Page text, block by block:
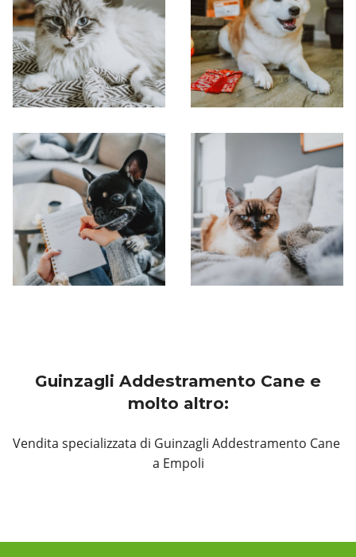
Guinzagli Addestramento Cane e
molto altro:
Vendita specializzata di Guinzagli Addestramento Cane
a Empoli